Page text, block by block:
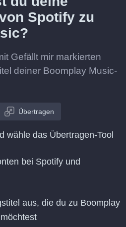
Spotify zu
Gefällt mir markierten
deiner Boomplay Music-
Übertragen
wähle das Übertragen-Tool
bei Spotify und
aus, die du zu Boomplay